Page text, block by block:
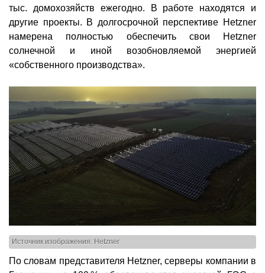
тыс. домохозяйств ежегодно. В работе находятся и
другие проекты. В долгосрочной перспективе Hetzner
намерена полностью обеспечить свои Hetzner
солнечной и иной возобновляемой энергией
«собственного производства».
Источник изображения: Hetzner
По словам представителя Hetzner, серверы компании в